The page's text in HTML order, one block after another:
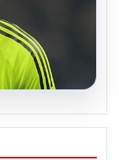
attı!